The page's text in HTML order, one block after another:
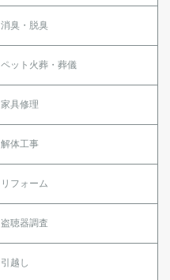
消臭・脱臭
ペット火葬・葬儀
家具修理
解体工事
リフォーム
盗聴器調査
引越し